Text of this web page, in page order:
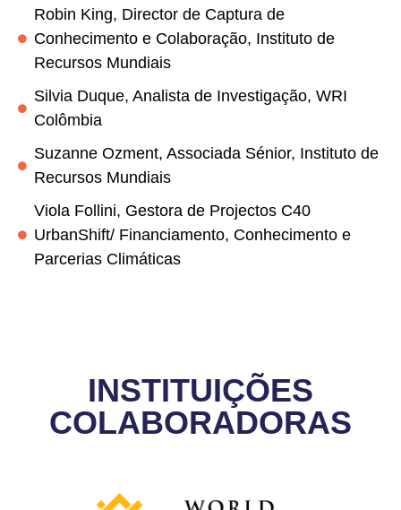
Robin King, Director de Captura de
Conhecimento e Colaboração, Instituto de
Recursos Mundiais
Silvia Duque, Analista de Investigação, WRI
Colômbia
Suzanne Ozment, Associada Sénior, Instituto de
Recursos Mundiais
Viola Follini, Gestora de Projectos C40
UrbanShift/ Financiamento, Conhecimento e
Parcerias Climáticas
INSTITUIÇÕES
COLABORADORAS